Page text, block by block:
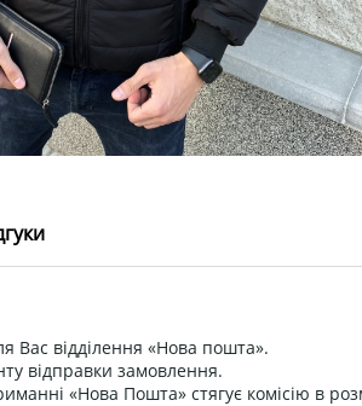
Вас відділення «Нова пошта».
відправки замовлення.
«Нова Пошта» стягує комісію в